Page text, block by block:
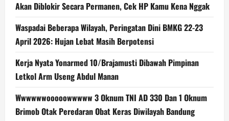
Akan Diblokir Secara Permanen, Cek HP Kamu Kena Nggak
Waspadai Beberapa Wilayah, Peringatan Dini BMKG 22-23
April 2026: Hujan Lebat Masih Berpotensi
Kerja Nyata Yonarmed 10/Brajamusti Dibawah Pimpinan
Letkol Arm Useng Abdul Manan
Wwwwwwooooowwwww 3 Oknum TNI AD 330 Dan 1 Oknum
Brimob Otak Peredaran Obat Keras Diwilayah Bandung